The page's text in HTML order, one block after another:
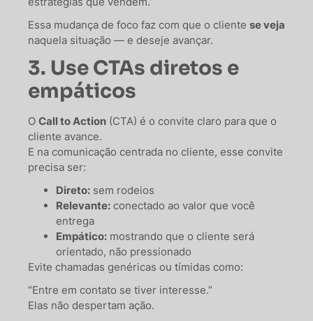
Essa mudança de foco faz com que o cliente se veja
naquela situação — e deseje avançar.
3. Use CTAs diretos e
empáticos
O Call to Action (CTA) é o convite claro para que o
cliente avance.
E na comunicação centrada no cliente, esse convite
precisa ser:
Direto: sem rodeios
Relevante: conectado ao valor que você
entrega
Empático: mostrando que o cliente será
orientado, não pressionado
Evite chamadas genéricas ou tímidas como:
“Entre em contato se tiver interesse.”
Elas não despertam ação.